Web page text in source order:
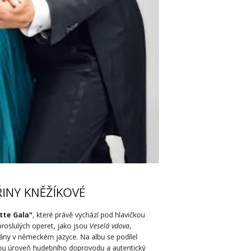
KNĚŽÍKOVÉ
Gala", které právě vychází pod hlavičkou
operet, jako jsou Veselá vdova,
v německém jazyce. Na albu se podílel
úroveň hudebního doprovodu a autentický